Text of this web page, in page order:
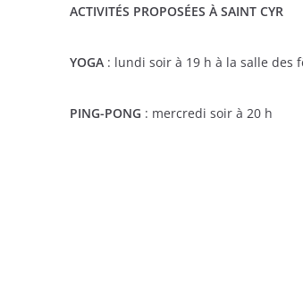
ACTIVITÉS PROPOSÉES À SAINT CYR
YOGA : lundi soir à 19 h à la salle des
PING-PONG : mercredi soir à 20 h